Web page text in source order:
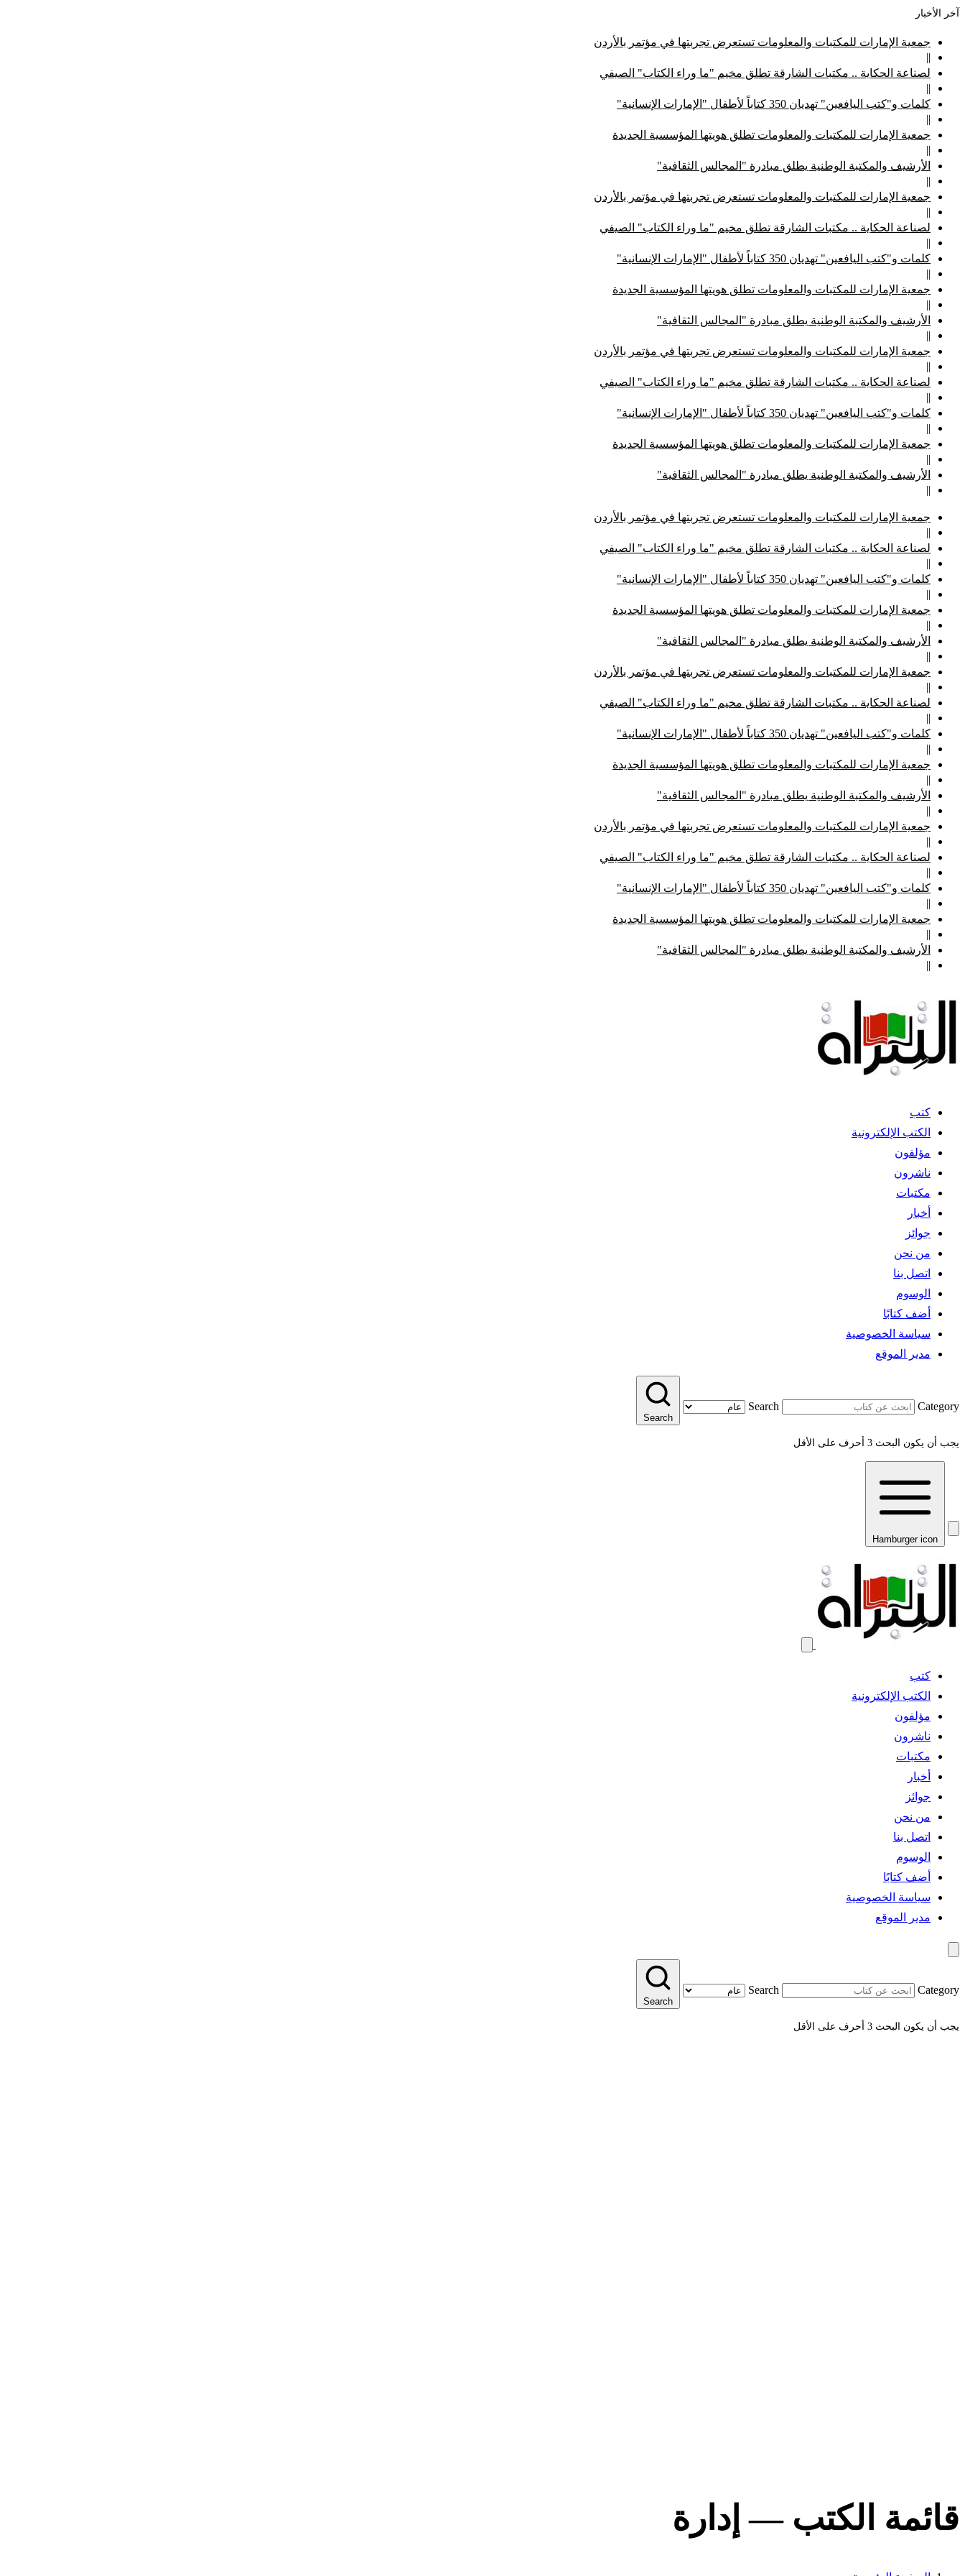
آخر الأخبار
جمعية الإمارات للمكتبات والمعلومات تستعرض تجربتها في مؤتمر بالأردن
||
لصناعة الحكاية .. مكتبات الشارقة تطلق مخيم "ما وراء الكتاب" الصيفي
||
كلمات و"كتب اليافعين" تهديان 350 كتاباً لأطفال "الإمارات الإنسانية"
||
جمعية الإمارات للمكتبات والمعلومات تطلق هويتها المؤسسية الجديدة
||
الأرشيف والمكتبة الوطنية يطلق مبادرة "المجالس الثقافية"
||
جمعية الإمارات للمكتبات والمعلومات تستعرض تجربتها في مؤتمر بالأردن
||
لصناعة الحكاية .. مكتبات الشارقة تطلق مخيم "ما وراء الكتاب" الصيفي
||
كلمات و"كتب اليافعين" تهديان 350 كتاباً لأطفال "الإمارات الإنسانية"
||
جمعية الإمارات للمكتبات والمعلومات تطلق هويتها المؤسسية الجديدة
||
الأرشيف والمكتبة الوطنية يطلق مبادرة "المجالس الثقافية"
||
جمعية الإمارات للمكتبات والمعلومات تستعرض تجربتها في مؤتمر بالأردن
||
لصناعة الحكاية .. مكتبات الشارقة تطلق مخيم "ما وراء الكتاب" الصيفي
||
كلمات و"كتب اليافعين" تهديان 350 كتاباً لأطفال "الإمارات الإنسانية"
||
جمعية الإمارات للمكتبات والمعلومات تطلق هويتها المؤسسية الجديدة
||
الأرشيف والمكتبة الوطنية يطلق مبادرة "المجالس الثقافية"
||
جمعية الإمارات للمكتبات والمعلومات تستعرض تجربتها في مؤتمر بالأردن
||
لصناعة الحكاية .. مكتبات الشارقة تطلق مخيم "ما وراء الكتاب" الصيفي
||
كلمات و"كتب اليافعين" تهديان 350 كتاباً لأطفال "الإمارات الإنسانية"
||
جمعية الإمارات للمكتبات والمعلومات تطلق هويتها المؤسسية الجديدة
||
الأرشيف والمكتبة الوطنية يطلق مبادرة "المجالس الثقافية"
||
جمعية الإمارات للمكتبات والمعلومات تستعرض تجربتها في مؤتمر بالأردن
||
لصناعة الحكاية .. مكتبات الشارقة تطلق مخيم "ما وراء الكتاب" الصيفي
||
كلمات و"كتب اليافعين" تهديان 350 كتاباً لأطفال "الإمارات الإنسانية"
||
جمعية الإمارات للمكتبات والمعلومات تطلق هويتها المؤسسية الجديدة
||
الأرشيف والمكتبة الوطنية يطلق مبادرة "المجالس الثقافية"
||
جمعية الإمارات للمكتبات والمعلومات تستعرض تجربتها في مؤتمر بالأردن
||
لصناعة الحكاية .. مكتبات الشارقة تطلق مخيم "ما وراء الكتاب" الصيفي
||
كلمات و"كتب اليافعين" تهديان 350 كتاباً لأطفال "الإمارات الإنسانية"
||
جمعية الإمارات للمكتبات والمعلومات تطلق هويتها المؤسسية الجديدة
||
الأرشيف والمكتبة الوطنية يطلق مبادرة "المجالس الثقافية"
||
كتب
الكتب الإلكترونية
مؤلفون
ناشرون
مكتبات
أخبار
جوائز
من نحن
اتصل بنا
الوسوم
أضف كتابًا
سياسة الخصوصية
مدير الموقع
Search Category
Search
يجب أن يكون البحث 3 أحرف على الأقل
Hamburger icon
كتب
الكتب الإلكترونية
مؤلفون
ناشرون
مكتبات
أخبار
جوائز
من نحن
اتصل بنا
الوسوم
أضف كتابًا
سياسة الخصوصية
مدير الموقع
Search Category
Search
يجب أن يكون البحث 3 أحرف على الأقل
قائمة الكتب — إدارة